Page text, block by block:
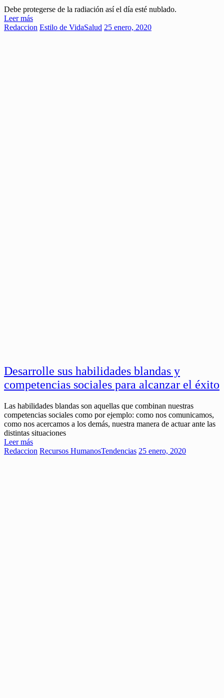
Debe protegerse de la radiación así el día esté nublado.
Leer más
Redaccion Estilo de VidaSalud 25 enero, 2020
Desarrolle sus habilidades blandas y
competencias sociales para alcanzar el éxito
Las habilidades blandas son aquellas que combinan nuestras
competencias sociales como por ejemplo: como nos comunicamos,
como nos acercamos a los demás, nuestra manera de actuar ante las
distintas situaciones
Leer más
Redaccion Recursos HumanosTendencias 25 enero, 2020